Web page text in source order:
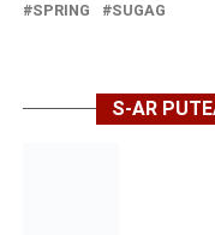
SPRING
SUGAG
S-AR